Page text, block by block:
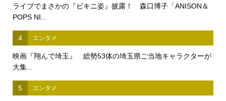
ライブでまさかの『ビキニ姿』披露！ 森口博子「ANISON＆
POPS NI...
4 エンタメ
映画『翔んで埼玉』 総勢53体の埼玉県ご当地キャラクターが
大集...
5 エンタメ